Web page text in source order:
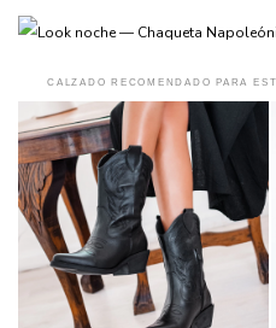
CALZADO RECOMENDADO PARA